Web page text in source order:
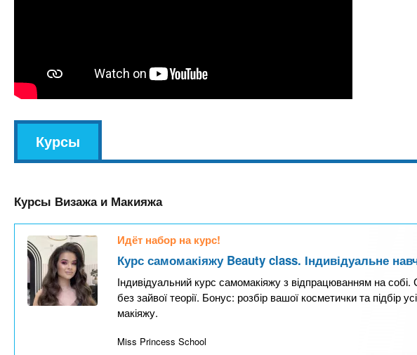
l
Курсы
(
а
т
и
в
н
а
я
Курсы Визажа и Макияжа
Идёт набор на курс!
Курс самомакіяжу Beauty class. Індивідуальне
Індивідуальний курс самомакіяжу з відпрацюванням на
без зайвої теорії. Бонус: розбір вашої косметички та підбір
макіяжу.
Miss Princess School